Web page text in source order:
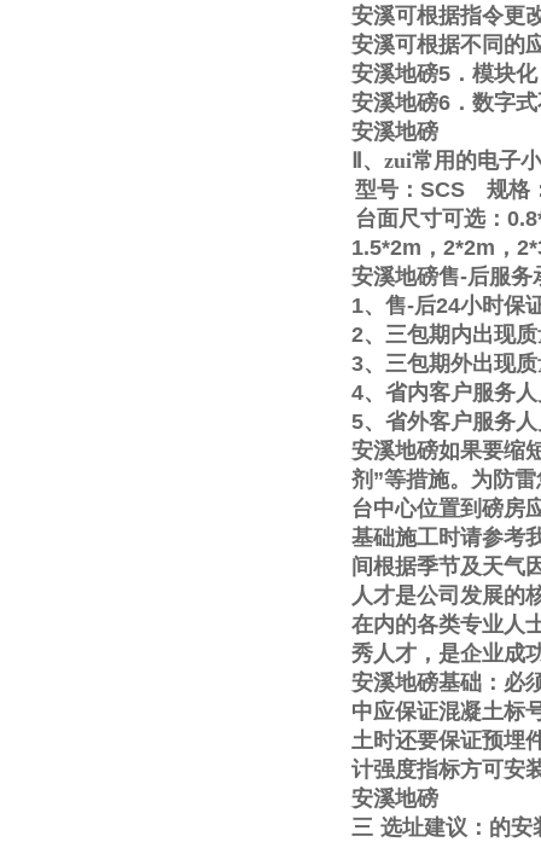
安溪可根据指令更
安溪可根据不同的
安溪地磅5 ．模块
安溪地磅6 ．数字
安溪地磅
、zui常用的电子
型号： SCS
规格
台面尺寸可选：
1.5*2m ， 2*2m ，
安溪地磅售-后服务
1、售-后24小时保
2、三包期内出现
3、三包期外出现
4、省内客户服务
5、省外客户服务
安溪地磅如果要缩
剂 ”等措施。为防
台中心位置到磅房
基础施工时请参考
间根据季节及天气
人才是公司发展的
在内的各类专业人
秀人才，是企业成
安溪地磅基础：必
中应保证混凝土标
土时还要保证预埋
计强度指标方可安
安溪地磅
三 选址建议：的安